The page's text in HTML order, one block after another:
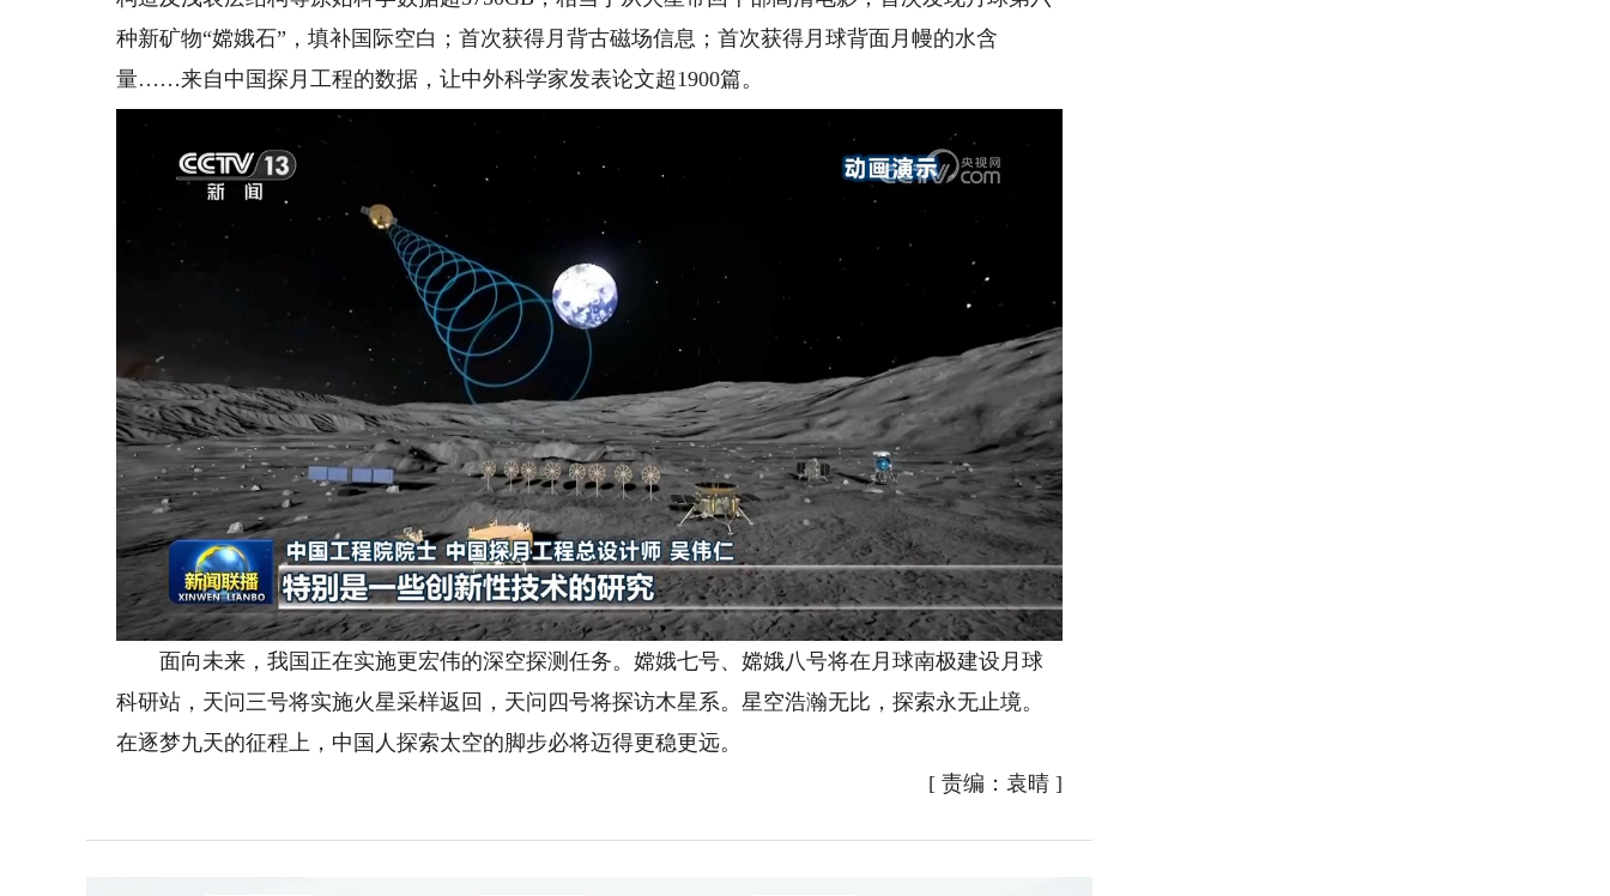
种新矿物“嫦娥石”，填补国际空白；首次获得月背古磁场信息；首次获得月球背面月幔的水含
量……来自中国探月工程的数据，让中外科学家发表论文超1900篇。
面向未来，我国正在实施更宏伟的深空探测任务。嫦娥七号、嫦娥八号将在月球南极建设月球
科研站，天问三号将实施火星采样返回，天问四号将探访木星系。星空浩瀚无比，探索永无止境。
在逐梦九天的征程上，中国人探索太空的脚步必将迈得更稳更远。
[ 责编：袁晴 ]